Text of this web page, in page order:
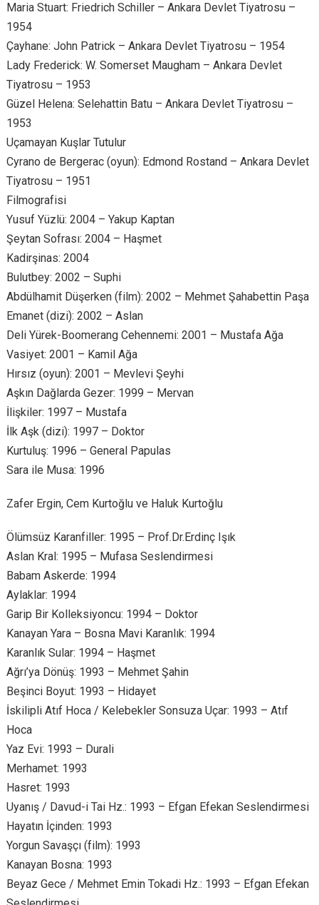
Maria Stuart: Friedrich Schiller – Ankara Devlet Tiyatrosu –
1954
Çayhane: John Patrick – Ankara Devlet Tiyatrosu – 1954
Lady Frederick: W. Somerset Maugham – Ankara Devlet
Tiyatrosu – 1953
Güzel Helena: Selehattin Batu – Ankara Devlet Tiyatrosu –
1953
Uçamayan Kuşlar Tutulur
Cyrano de Bergerac (oyun): Edmond Rostand – Ankara Devlet
Tiyatrosu – 1951
Filmografisi
Yusuf Yüzlü: 2004 – Yakup Kaptan
Şeytan Sofrası: 2004 – Haşmet
Kadirşinas: 2004
Bulutbey: 2002 – Suphi
Abdülhamit Düşerken (film): 2002 – Mehmet Şahabettin Paşa
Emanet (dizi): 2002 – Aslan
Deli Yürek-Boomerang Cehennemi: 2001 – Mustafa Ağa
Vasiyet: 2001 – Kamil Ağa
Hırsız (oyun): 2001 – Mevlevi Şeyhi
Aşkın Dağlarda Gezer: 1999 – Mervan
İlişkiler: 1997 – Mustafa
İlk Aşk (dizi): 1997 – Doktor
Kurtuluş: 1996 – General Papulas
Sara ile Musa: 1996
Zafer Ergin, Cem Kurtoğlu ve Haluk Kurtoğlu
Ölümsüz Karanfiller: 1995 – Prof.Dr.Erdinç Işık
Aslan Kral: 1995 – Mufasa Seslendirmesi
Babam Askerde: 1994
Aylaklar: 1994
Garip Bir Kolleksiyoncu: 1994 – Doktor
Kanayan Yara – Bosna Mavi Karanlık: 1994
Karanlık Sular: 1994 – Haşmet
Ağrı’ya Dönüş: 1993 – Mehmet Şahin
Beşinci Boyut: 1993 – Hidayet
İskilipli Atıf Hoca / Kelebekler Sonsuza Uçar: 1993 – Atıf
Hoca
Yaz Evi: 1993 – Durali
Merhamet: 1993
Hasret: 1993
Uyanış / Davud-i Tai Hz.: 1993 – Efgan Efekan Seslendirmesi
Hayatın İçinden: 1993
Yorgun Savaşçı (film): 1993
Kanayan Bosna: 1993
Beyaz Gece / Mehmet Emin Tokadi Hz.: 1993 – Efgan Efekan